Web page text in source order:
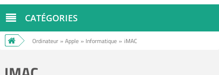
CATÉGORIES
Ordinateur » Apple » Informatique » iMAC